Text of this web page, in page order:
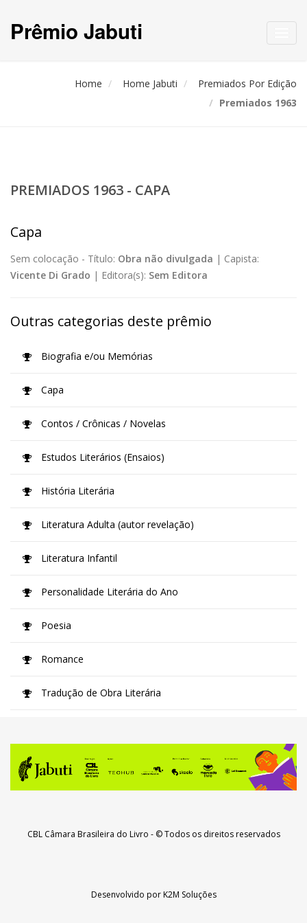
Prêmio Jabuti
Home Home Jabuti
Premiados Por Edição
Premiados 1963
PREMIADOS 1963 - CAPA
Capa
Sem colocação - Título: Obra não divulgada | Capista:
Vicente Di Grado | Editora(s): Sem Editora
Outras categorias deste prêmio
Biografia e/ou Memórias
Capa
Contos / Crônicas / Novelas
Estudos Literários (Ensaios)
História Literária
Literatura Adulta (autor revelação)
Literatura Infantil
Personalidade Literária do Ano
Poesia
Romance
Tradução de Obra Literária
CBL Câmara Brasileira do Livro - © Todos os direitos reservados
Desenvolvido porK2M Soluções